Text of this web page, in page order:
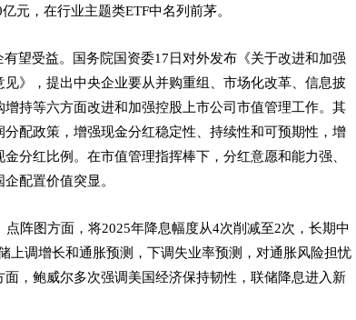
元，在行业主题类ETF中名列前茅。
望受益。国务院国资委17日对外发布《关于改进和加强
》，提出中央企业要从并购重组、市场化改革、信息披
持等六方面改进和加强控股上市公司市值管理工作。其
配政策，增强现金分红稳定性、持续性和可预期性，增
分红比例。在市值管理指挥棒下，分红意愿和能力强、
配置价值突显。
点阵图方面，将2025年降息幅度从4次削减至2次，长期中
上调增长和通胀预测，下调失业率预测，对通胀风险担忧
，鲍威尔多次强调美国经济保持韧性，联储降息进入新